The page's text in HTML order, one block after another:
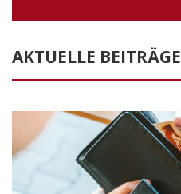
AKTUELLE BEITRÄGE